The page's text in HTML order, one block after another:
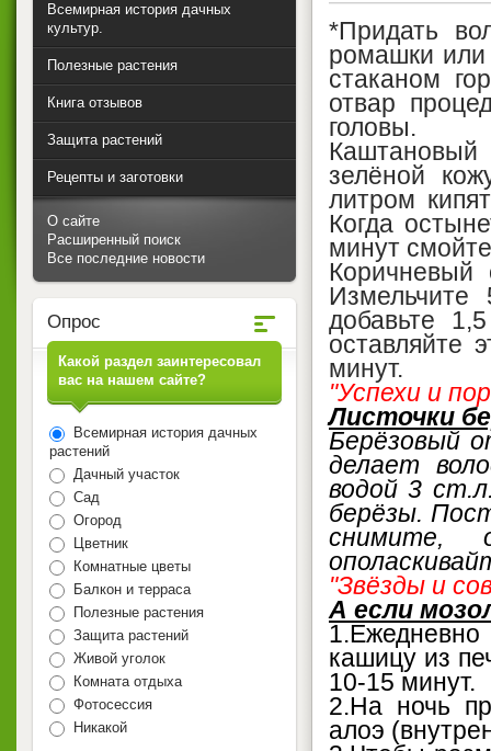
*Придать
ромашки или
стаканом
отвар
головы.
зелёной
литром
Когда
минут
Коричневый
добавьте
оставляйте
минут.
"Успехи и
Листочки
Берёзовый
делает
водой 3
берёзы.
снимите,
"Звёзды и
А если
кашицу из
10-15 минут.
2.На ночь
алоэ
Всемирная история дачных
культур.
Полезные растения
Книга отзывов
Защита растений
Рецепты и заготовки
О сайте
Расширенный поиск
Все последние новости
Опрос
Какой раздел заинтересовал
вас на нашем сайте?
Всемирная история дачных
растений
Дачный участок
Сад
Огород
Цветник
Комнатные цветы
Балкон и терраса
Полезные растения
Защита растений
Живой уголок
Комната отдыха
Фотосессия
Никакой